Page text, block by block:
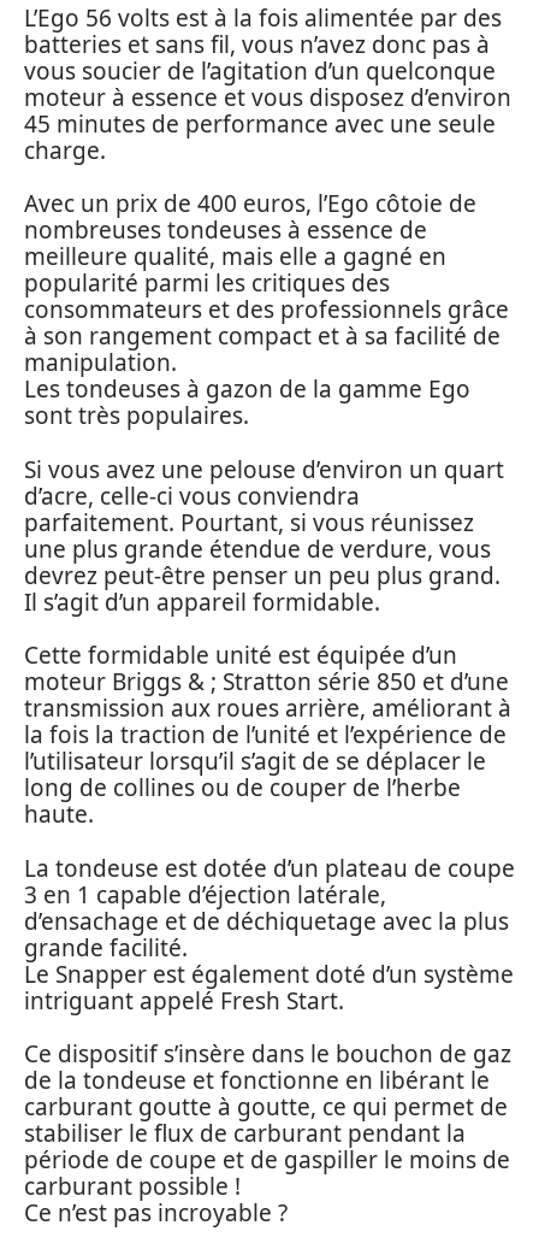
L’Ego 56 volts est à la fois alimentée par des
batteries et sans fil, vous n’avez donc pas à
vous soucier de l’agitation d’un quelconque
moteur à essence et vous disposez d’environ
45 minutes de performance avec une seule
charge.
Avec un prix de 400 euros, l’Ego côtoie de
nombreuses tondeuses à essence de
meilleure qualité, mais elle a gagné en
popularité parmi les critiques des
consommateurs et des professionnels grâce
à son rangement compact et à sa facilité de
manipulation.
Les tondeuses à gazon de la gamme Ego
sont très populaires.
Si vous avez une pelouse d’environ un quart
d’acre, celle-ci vous conviendra
parfaitement. Pourtant, si vous réunissez
une plus grande étendue de verdure, vous
devrez peut-être penser un peu plus grand.
Il s’agit d’un appareil formidable.
Cette formidable unité est équipée d’un
moteur Briggs & ; Stratton série 850 et d’une
transmission aux roues arrière, améliorant à
la fois la traction de l’unité et l’expérience de
l’utilisateur lorsqu’il s’agit de se déplacer le
long de collines ou de couper de l’herbe
haute.
La tondeuse est dotée d’un plateau de coupe
3 en 1 capable d’éjection latérale,
d’ensachage et de déchiquetage avec la plus
grande facilité.
Le Snapper est également doté d’un système
intriguant appelé Fresh Start.
Ce dispositif s’insère dans le bouchon de gaz
de la tondeuse et fonctionne en libérant le
carburant goutte à goutte, ce qui permet de
stabiliser le flux de carburant pendant la
période de coupe et de gaspiller le moins de
carburant possible !
Ce n’est pas incroyable ?